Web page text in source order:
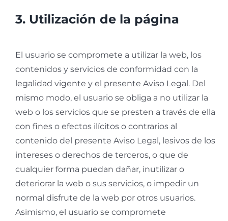
3. Utilización de la página
El usuario se compromete a utilizar la web, los
contenidos y servicios de conformidad con la
legalidad vigente y el presente Aviso Legal. Del
mismo modo, el usuario se obliga a no utilizar la
web o los servicios que se presten a través de ella
con fines o efectos ilícitos o contrarios al
contenido del presente Aviso Legal, lesivos de los
intereses o derechos de terceros, o que de
cualquier forma puedan dañar, inutilizar o
deteriorar la web o sus servicios, o impedir un
normal disfrute de la web por otros usuarios.
Asimismo, el usuario se compromete